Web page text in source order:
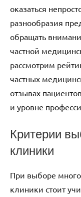
оказаться
разнообразия
обращать
частной
рассмотрим
частных
отзывах
и уровне
Критерии
клиники
При выборе
клиники стоит